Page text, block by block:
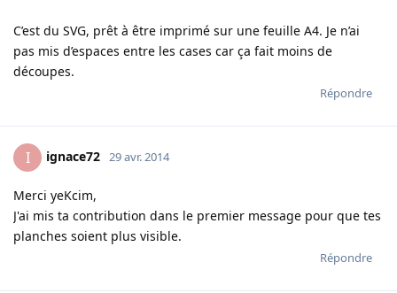
C’est du SVG, prêt à être imprimé sur une feuille A4. Je n’ai
pas mis d’espaces entre les cases car ça fait moins de
découpes.
Répondre
I ignace72 29 avr. 2014
Merci yeKcim,
J'ai mis ta contribution dans le premier message pour que tes
planches soient plus visible.
Répondre